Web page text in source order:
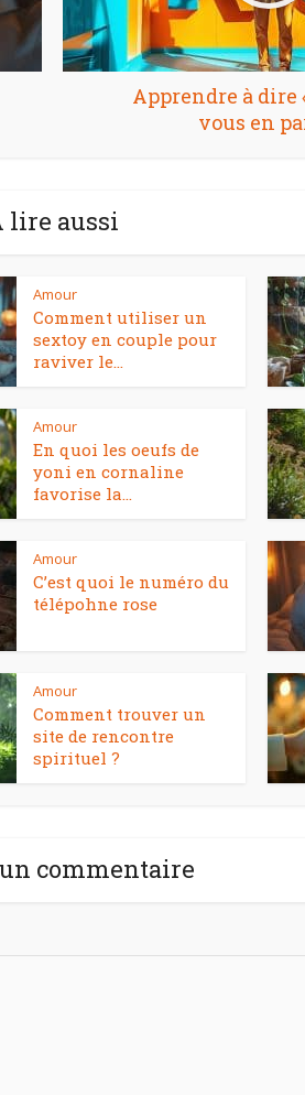
Apprendre à dire
vous en
lire aussi
Amour
Comment utiliser un
sextoy en couple pour
raviver le...
Amour
En quoi les oeufs de
yoni en cornaline
favorise la...
Amour
C’est quoi le numéro du
télépohne rose
Amour
Comment trouver un
site de rencontre
spirituel ?
commentaire